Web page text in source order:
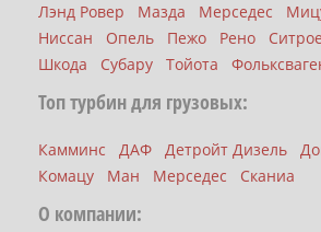
Лэнд Ровер
Мазда Мерседес
Ниссан
Опель Пежо Рено
Шкода
Субару Тойота
Топ турбин для грузовых:
Камминс ДАФ Детройт Дизель
Комацу
Ман Мерседес Сканиа
О компании: